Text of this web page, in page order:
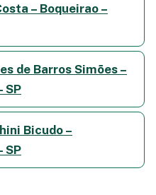
– Boqueirao –
de Barros Simões –
SP
Bicudo –
SP